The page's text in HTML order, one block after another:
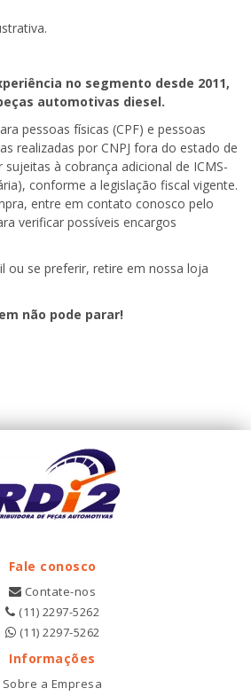
no segmento desde 2011,
automotivas diesel.
pessoas físicas (CPF) e pessoas
realizadas por CNPJ fora do estado de
à cobrança adicional de ICMS-
conforme a legislação fiscal vigente.
entre em contato conosco pelo
verificar possíveis encargos
ou se preferir, retire em nossa loja
não pode parar!
Fale conosco
Contate-nos
(11) 2297-5262
(11) 2297-5262
Informações
Sobre a Empresa